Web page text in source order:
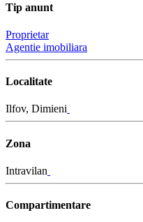
Tip anunt
Proprietar
Agentie imobiliara
Localitate
Ilfov, Dimieni
Zona
Intravilan
Compartimentare